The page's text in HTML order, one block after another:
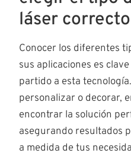
láser correcto
Conocer los diferentes
sus aplicaciones es
partido a esta
personalizar o decorar,
encontrar la solución
asegurando resultados
a medida de tus